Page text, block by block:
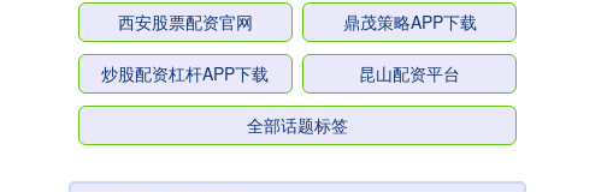
西安股票配资官网 鼎茂策略APP下载
炒股配资杠杆APP下载 昆山配资平台
全部话题标签